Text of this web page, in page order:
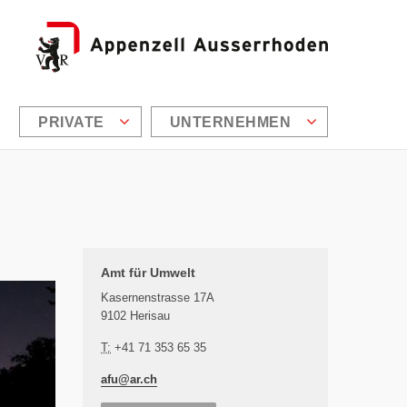
PRIVATE UNTERNEHMEN
Amt für Umwelt
Kasernenstrasse 17A
9102 Herisau
T: +41 71 353 65 35
afu@ar.ch